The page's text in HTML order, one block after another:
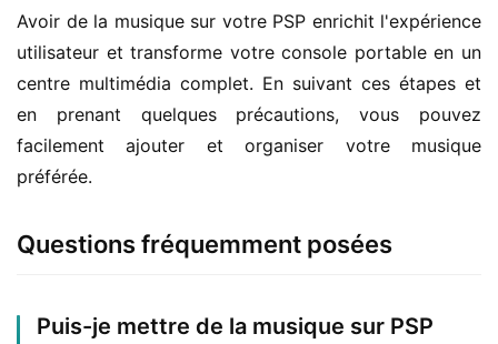
Avoir de la musique sur votre PSP enrichit l'expérience
utilisateur et transforme votre console portable en un
centre multimédia complet. En suivant ces étapes et
en prenant quelques précautions, vous pouvez
facilement ajouter et organiser votre musique
préférée.
Questions fréquemment posées
Puis-je mettre de la musique sur PSP